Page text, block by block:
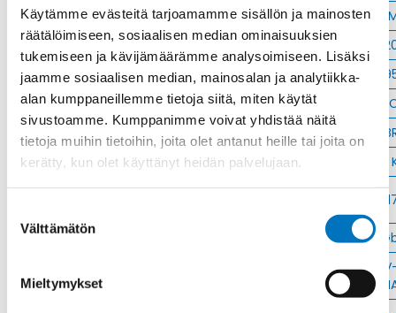
Käytämme evästeitä tarjoamamme sisällön ja mainosten
räätälöimiseen, sosiaalisen median ominaisuuksien
tukemiseen ja kävijämäärämme analysoimiseen. Lisäksi
jaamme sosiaalisen median, mainosalan ja analytiikka-
alan kumppaneillemme tietoja siitä, miten käytät
sivustoamme. Kumppanimme voivat yhdistää näitä
tietoja muihin tietoihin, joita olet antanut heille tai joita on
kerätty, kun olet käyttänyt heidän palvelujaan.
valinta
Välttämätön
Mieltymykset
Normen
Min [C]
-
Max [C]
Käyttölämpötila
'-20°C to
O-Rengas
Kotelointiluokka
IP 68 – 10 bar;IP 69
Avaimenkuva 1
Ex-suojaus Taso
II 1D Ex ta IIIC Da;II 2G Ex eb IIC
Logot